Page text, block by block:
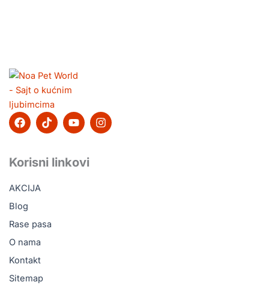
F
a
b
o
o
k
T
i
o
k
Y
o
u
b
I
n
Korisni linkovi
AKCIJA
Blog
Rase pasa
O nama
Kontakt
Sitemap